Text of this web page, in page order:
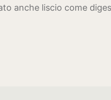
anche liscio come